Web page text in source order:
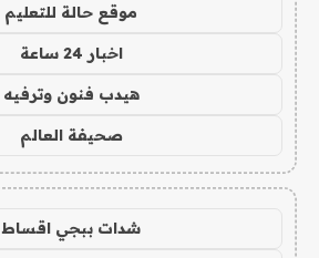
موقع حالة للتعليم
اخبار 24 ساعة
هيدب فنون وترفيه
صحيفة العالم
شدات ببجي اقساط